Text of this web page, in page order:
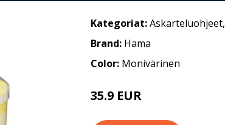
Kategoriat:Askarteluohjeet,
Brand: Hama
Color: Monivärinen
35.9 EUR